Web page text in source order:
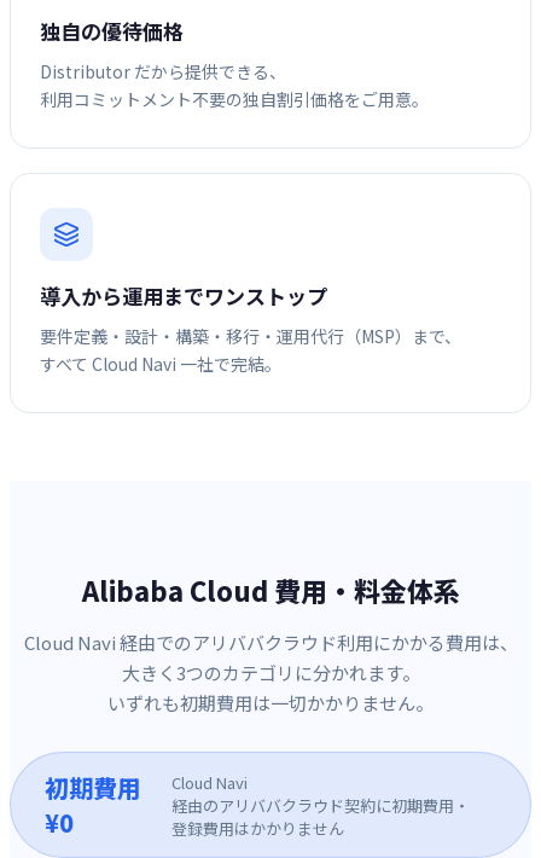
独自の優待価格
Distributor だから提供できる、
利用コミットメント不要の独自割引価格をご用意。
導入から運用までワンストップ
要件定義・設計・構築・移行・運用代行（MSP）まで、
すべて Cloud Navi 一社で完結。
Alibaba Cloud 費用・料金体系
Cloud Navi 経由でのアリババクラウド利用にかかる費用は、
大きく3つのカテゴリに分かれます。
いずれも初期費用は一切かかりません。
初期費用
¥0
Cloud Navi
経由のアリババクラウド契約に初期費用・
登録費用はかかりません